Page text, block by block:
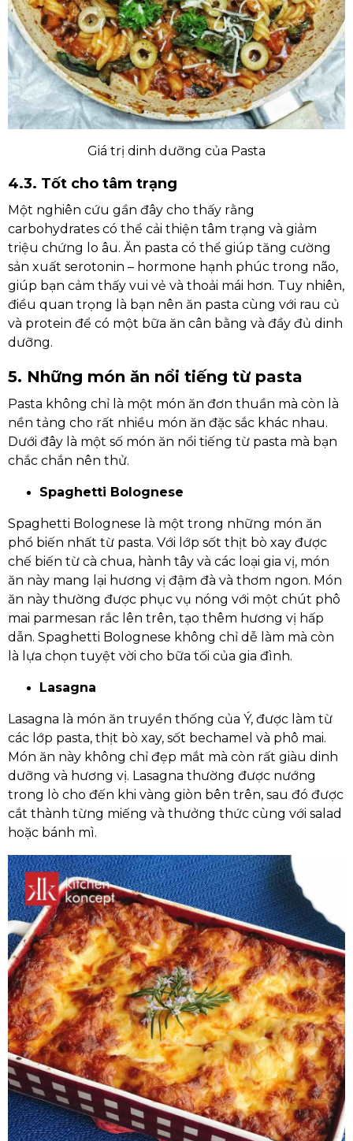
Giá trị dinh dưỡng của Pasta
4.3. Tốt cho tâm trạng
Một nghiên cứu gần đây cho thấy rằng
carbohydrates có thể cải thiện tâm trạng và giảm
triệu chứng lo âu. Ăn pasta có thể giúp tăng cường
sản xuất serotonin – hormone hạnh phúc trong não,
giúp bạn cảm thấy vui vẻ và thoải mái hơn. Tuy nhiên,
điều quan trọng là bạn nên ăn pasta cùng với rau củ
và protein để có một bữa ăn cân bằng và đầy đủ dinh
dưỡng.
5. Những món ăn nổi tiếng từ pasta
Pasta không chỉ là một món ăn đơn thuần mà còn là
nền tảng cho rất nhiều món ăn đặc sắc khác nhau.
Dưới đây là một số món ăn nổi tiếng từ pasta mà bạn
chắc chắn nên thử.
Spaghetti Bolognese
Spaghetti Bolognese là một trong những món ăn
phổ biến nhất từ pasta. Với lớp sốt thịt bò xay được
chế biến từ cà chua, hành tây và các loại gia vị, món
ăn này mang lại hương vị đậm đà và thơm ngon. Món
ăn này thường được phục vụ nóng với một chút phô
mai parmesan rắc lên trên, tạo thêm hương vị hấp
dẫn. Spaghetti Bolognese không chỉ dễ làm mà còn
là lựa chọn tuyệt vời cho bữa tối của gia đình.
Lasagna
Lasagna là món ăn truyền thống của Ý, được làm từ
các lớp pasta, thịt bò xay, sốt bechamel và phô mai.
Món ăn này không chỉ đẹp mắt mà còn rất giàu dinh
dưỡng và hương vị. Lasagna thường được nướng
trong lò cho đến khi vàng giòn bên trên, sau đó được
cắt thành từng miếng và thưởng thức cùng với salad
hoặc bánh mì.